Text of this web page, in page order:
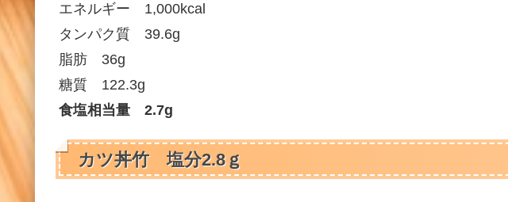
エネルギー 1,000kcal
タンパク質 39.6g
脂肪 36g
糖質 122.3g
食塩相当量 2.7g
カツ丼竹 塩分2.8ｇ